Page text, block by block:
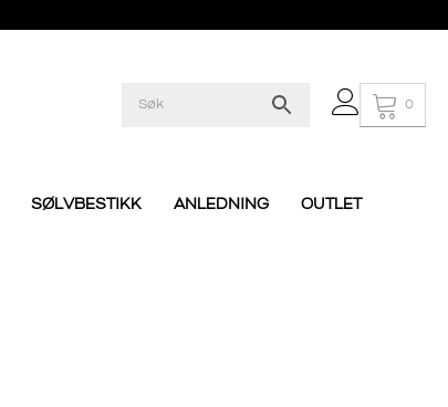
0
SØLVBESTIKK ANLEDNING
OUTLET